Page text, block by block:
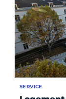
SERVICE